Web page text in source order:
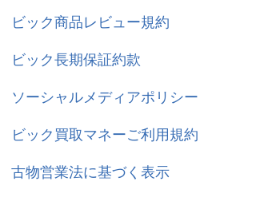
ビック商品レビュー規約
ビック長期保証約款
ソーシャルメディアポリシー
ビック買取マネーご利用規約
古物営業法に基づく表示